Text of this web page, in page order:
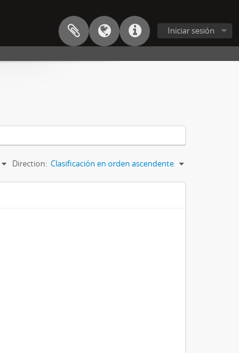
Iniciar sesión
Direction: Clasificación en orden ascendente